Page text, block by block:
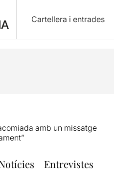
Cartellera i entrades
amb un missatge
Entrevistes